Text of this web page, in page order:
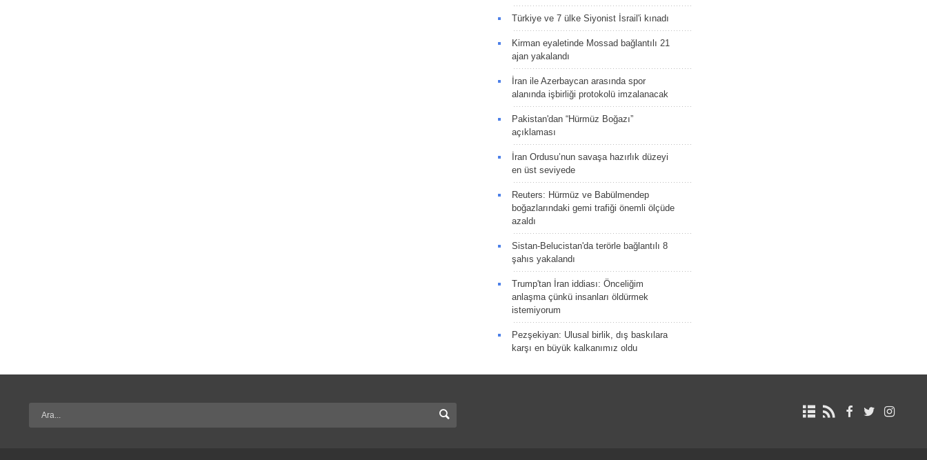
Türkiye ve 7 ülke Siyonist İsrail'i kınadı
Kirman eyaletinde Mossad bağlantılı 21
ajan yakalandı
İran ile Azerbaycan arasında spor
alanında işbirliği protokolü imzalanacak
Pakistan'dan “Hürmüz Boğazı”
açıklaması
İran Ordusu’nun savaşa hazırlık düzeyi
en üst seviyede
Reuters: Hürmüz ve Babülmendep
boğazlarındaki gemi trafiği önemli ölçüde
azaldı
Sistan-Belucistan'da terörle bağlantılı 8
şahıs yakalandı
Trump'tan İran iddiası: Önceliğim
anlaşma çünkü insanları öldürmek
istemiyorum
Pezşekiyan: Ulusal birlik, dış baskılara
karşı en büyük kalkanımız oldu